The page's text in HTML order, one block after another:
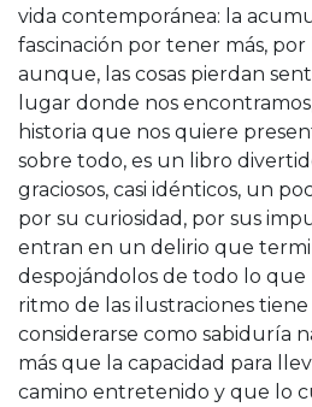
vida contemporánea: la
fascinación por tener más,
aunque, las cosas pierdan
lugar donde nos
historia que nos quiere
sobre todo, es un libro
graciosos, casi idénticos, un
por su curiosidad, por sus
entran en un delirio que
despojándolos de todo lo que
ritmo de las ilustraciones
considerarse como sabiduría
más que la capacidad para
camino entretenido y que lo